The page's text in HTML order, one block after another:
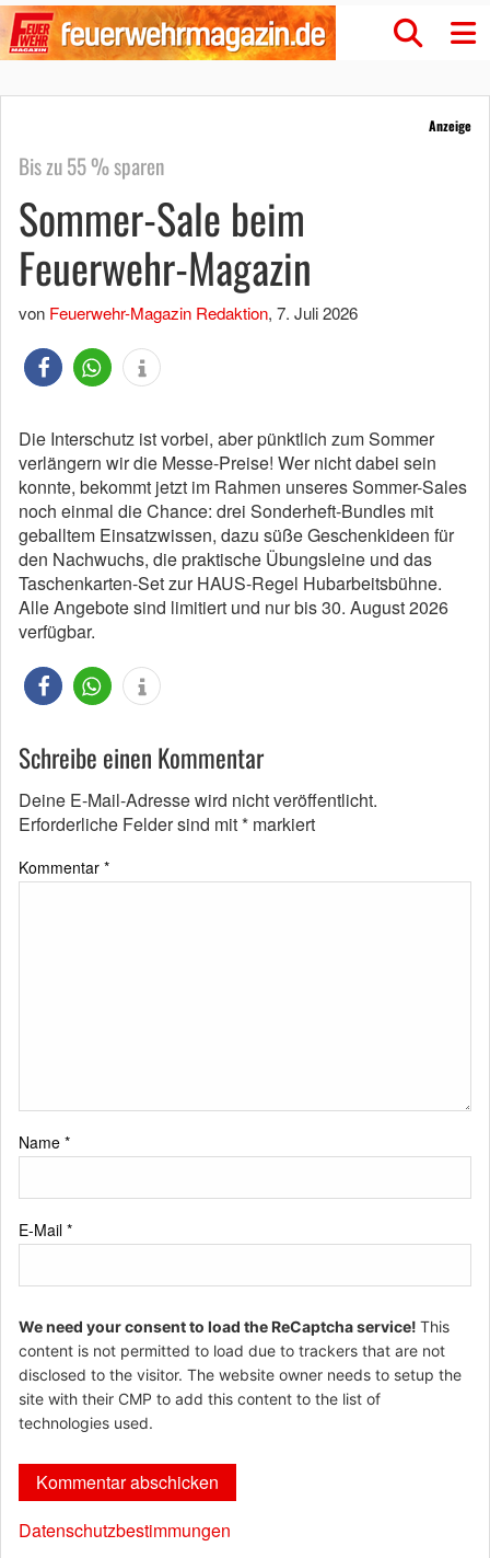
Anzeige
Bis zu 55 % sparen
Sommer-Sale beim
Feuerwehr-Magazin
von Feuerwehr-Magazin Redaktion, 7. Juli 2026
Die Interschutz ist vorbei, aber pünktlich zum Sommer
verlängern wir die Messe-Preise! Wer nicht dabei sein
konnte, bekommt jetzt im Rahmen unseres Sommer-Sales
noch einmal die Chance: drei Sonderheft-Bundles mit
geballtem Einsatzwissen, dazu süße Geschenkideen für
den Nachwuchs, die praktische Übungsleine und das
Taschenkarten-Set zur HAUS-Regel Hubarbeitsbühne.
Alle Angebote sind limitiert und nur bis 30. August 2026
verfügbar.
Schreibe einen Kommentar
Deine E-Mail-Adresse wird nicht veröffentlicht.
Erforderliche Felder sind mit* markiert
Kommentar *
Name *
E-Mail *
We need your consent to load the ReCaptcha service! This
content is not permitted to load due to trackers that are not
disclosed to the visitor. The website owner needs to setup the
site with their CMP to add this content to the list of
technologies used.
Datenschutzbestimmungen